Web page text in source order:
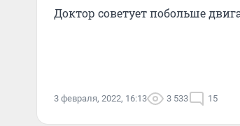
Доктор советует побольше
3 февраля, 2022, 16:13 3 533 15